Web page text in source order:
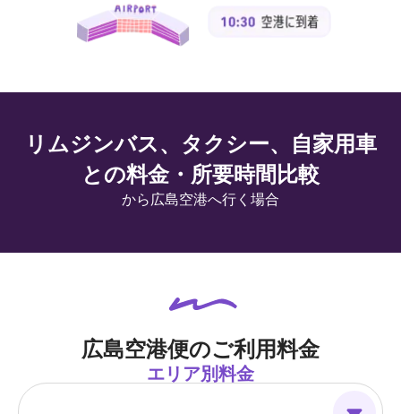
リムジンバス、タクシー、自家用車
との料金・所要時間比較
から広島空港へ行く場合
広島空港便のご利用料金
エリア別料金